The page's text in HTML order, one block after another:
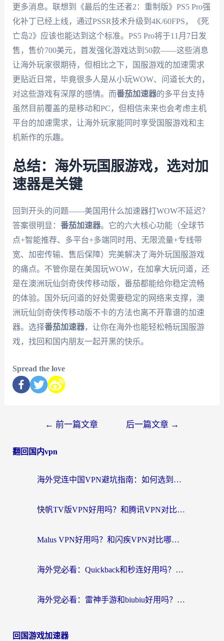
更多消息。联想到《最后的生还者2：重制版》PS5 Pro强
化补丁已经上线，通过PSSR技术升级到4K/60FPS，《死
亡岛2》应该也能达到这个标准。PS5 Pro将于11月7日发
售，售价700美元，首发强化游戏达到50款——这些消息
让海外玩家很期待，但相比之下，国服游戏的加速需求
更贴近日常，毕竟很多人是从小玩WOW、问道长大的，
对这些游戏有深厚的感情。而番茄加速器的多平台支持
虽然目前覆盖的是移动和PC，但相信未来也会考虑主机
平台的加速需求，让海外玩家能同时享受国服游戏和主
机新作的乐趣。
总结：海外玩国服游戏，选对加
速器是关键
回到开头的问题——美国用什么加速器打WOW不延迟？
答案很明显： 番茄加速器。它的六大核心功能（全球节
点+智能推荐、多平台+多端同时用、无限流量+专线带
宽、加密传输、售后保障）完美解决了海外玩国服游戏
的痛点。不管你是在美国玩WOW，在加拿大玩问道，还
是在澳洲玩仙剑奇侠传移动版，番茄都能给你稳定流畅
的体验。国外玩问道的好处需要稳定的网络来支撑，澳
洲玩仙剑奇侠传移动版不卡的方法也离不开靠谱的加速
器。选择番茄加速器，让你在海外也能轻松畅玩国服游
戏，找回和国内朋友一起开黑的快乐。
Spread the love
← 前一篇文章 后一篇文章 →
翻回国内vpn
海外党连中国VPN避坑指南：如何选到真正能无缝刷国内资源的加速器？
快帆TV版VPN好用吗？和腾讯VPN对比哪个回国效果更好？海外党必看的真实体验指南
Malus VPN好用吗？和闪疾VPN对比哪个回国效果更好？海外华人的实用避坑指南
海外党必看：Quickback和秒连好用吗？3步选对回国加速器，无缝刷国内资源
海外党必看：雷神手游和biubiu好用吗？3招选对回国加速器无缝刷国内资源
回国游戏加速器